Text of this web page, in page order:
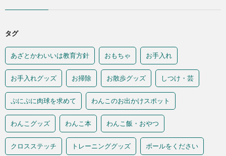
タグ
あざとかわいいは教育方針 おもちゃ お手入れ
お手入れグッズ お掃除 お散歩グッズ しつけ・芸
ぷにぷに肉球を求めて わんこのお出かけスポット
わんこグッズ わんこ本 わんこ飯・おやつ
クロスステッチ トレーニンググッズ ボールをください